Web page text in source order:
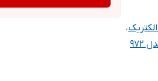
،
972